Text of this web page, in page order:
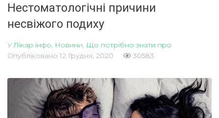
Нестоматологічні причини
несвіжого подиху
У Лікар інфо Новини Що потрібно знати про
Опубліковано 12 Грудня, 2020 30583